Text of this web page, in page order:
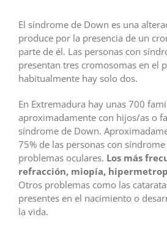
El síndrome de Down es una
produce por la presencia de un
parte de él. Las personas con
presentan tres cromosomas en el
habitualmente hay solo dos.
En Extremadura hay unas 700
aproximadamente con hijos/as o
síndrome de Down.
75% de las personas con
problemas oculares. Los más
refracción, miopía,
Otros problemas como las
presentes en el nacimiento o
la vida.